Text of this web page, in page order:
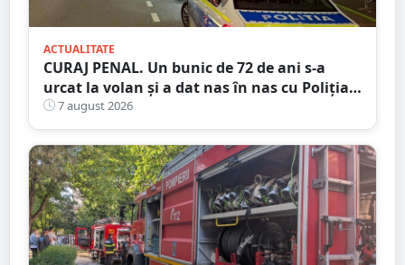
ACTUALITATE
CURAJ PENAL. Un bunic de 72 de ani s-a
urcat la volan și a dat nas în nas cu Poliția
Satu Mare
7 august 2026